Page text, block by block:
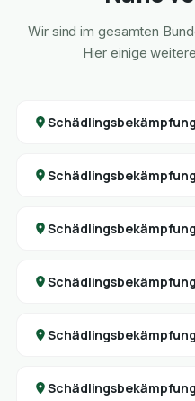
Wir sind im gesamten
Hier einige